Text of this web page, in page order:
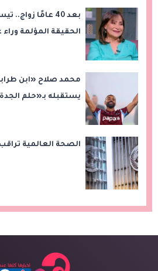
بعد 40 عامًا
الحقيقة المؤلمة وراء
محمد صلاح «ابن
يستقبله بـ«حلم
الصحة العالمية